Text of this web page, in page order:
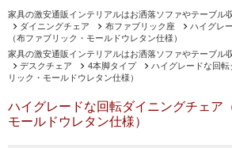
家具の激安通販インテリアルはお洒落ソファやテーブル
ダイニングチェア
布ファブリック座
ハイグレ
（布ファブリック・モールドウレタン仕様）
家具の激安通販インテリアルはお洒落ソファやテーブル
デスクチェア
4本脚タイプ
ハイグレードな回
リック・モールドウレタン仕様）
ハイグレードな回転ダイニングチェア
モールドウレタン仕様）